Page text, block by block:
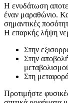
Η ενυδάτωση
έναν μαραθώνιο.
σημαντικές
Η επαρκής λήψη
Στην
Στην
Στη
Προτιμήστε